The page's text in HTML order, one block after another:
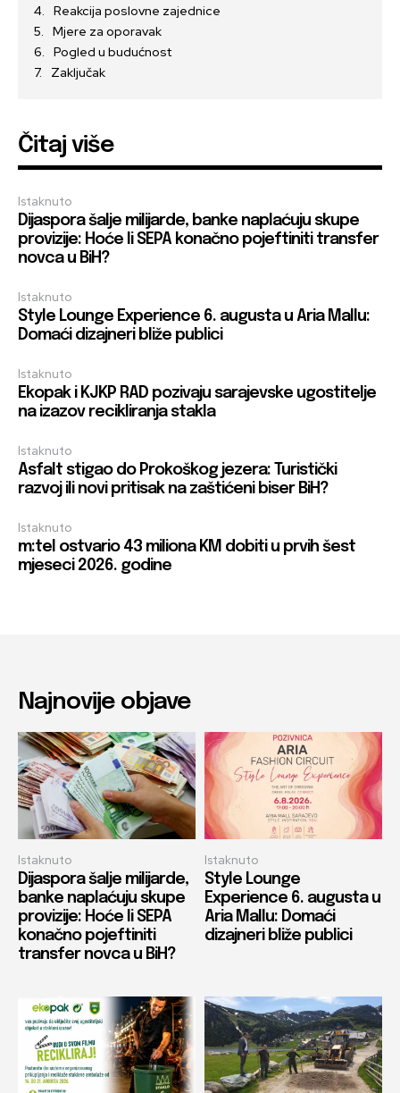
Reakcija poslovne zajednice
Mjere za oporavak
Pogled u budućnost
Zaključak
Čitaj više
Istaknuto
Dijaspora šalje milijarde, banke naplaćuju skupe
provizije: Hoće li SEPA konačno pojeftiniti transfer
novca u BiH?
Istaknuto
Style Lounge Experience 6. augusta u Aria Mallu:
Domaći dizajneri bliže publici
Istaknuto
Ekopak i KJKP RAD pozivaju sarajevske ugostitelje
na izazov recikliranja stakla
Istaknuto
Asfalt stigao do Prokoškog jezera: Turistički
razvoj ili novi pritisak na zaštićeni biser BiH?
Istaknuto
m:tel ostvario 43 miliona KM dobiti u prvih šest
mjeseci 2026. godine
Najnovije objave
Istaknuto
Dijaspora šalje milijarde,
banke naplaćuju skupe
provizije: Hoće li SEPA
konačno pojeftiniti
transfer novca u BiH?
Istaknuto
Style Lounge
Experience 6. augusta u
Aria Mallu: Domaći
dizajneri bliže publici